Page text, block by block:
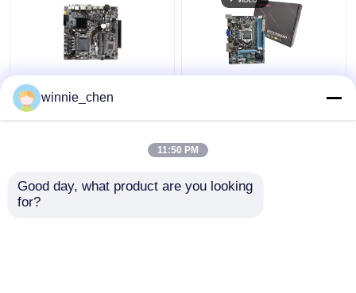
LGA 1151 Socket DDR4
Intel PC Motherboard
DDR3
winnie_chen
11:50 PM
Good day, what product are you looking
for?